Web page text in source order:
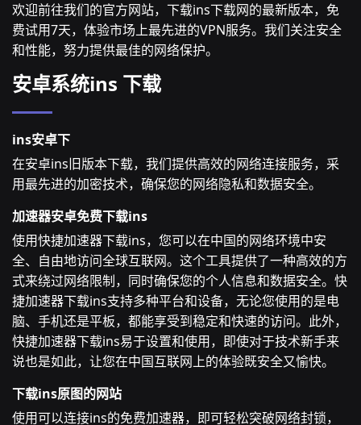
欢迎前往我们的官方网站，下载ins下载网的最新版本，免
费试用7天，体验市场上最先进的VPN服务。我们关注安全
和性能，努力提供最佳的网络保护。
安卓系统ins 下载
ins安卓下
在安卓ins旧版本下载，我们提供高效的网络连接服务，采
用最先进的加密技术，确保您的网络隐私和数据安全。
加速器安卓免费下载ins
使用快捷加速器下载ins，您可以在中国的网络环境中安
全、自由地访问全球互联网。这个工具提供了一种高效的方
式来绕过网络限制，同时确保您的个人信息和数据安全。快
捷加速器下载ins支持多种平台和设备，无论您使用的是电
脑、手机还是平板，都能享受到稳定和快速的访问。此外，
快捷加速器下载ins易于设置和使用，即使对于技术新手来
说也是如此，让您在中国互联网上的体验既安全又愉快。
下载ins原图的网站
使用可以连接ins的免费加速器，即可轻松突破网络封锁，